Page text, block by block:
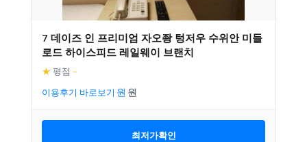
7 데이즈 인 프리미엄 자오좡 텅저우 수위안 미들
로드 하이스피드 레일웨이 브랜치
★ 평점 –
이용후기 바로보기
최저가확인